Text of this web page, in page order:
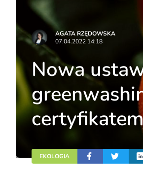
AGATA RZĘDOWSKA
07.04.2022 14:18
Nowa
EKOLOGIA